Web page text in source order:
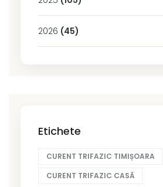
2026 (45)
Etichete
CURENT TRIFAZIC TIMIȘOARA
CURENT TRIFAZIC CASĂ